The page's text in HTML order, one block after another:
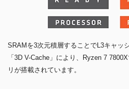
SRAMを3次元積層することでL3キャッ
「3D V-Cache」により、Ryzen 7
リが搭載されています。